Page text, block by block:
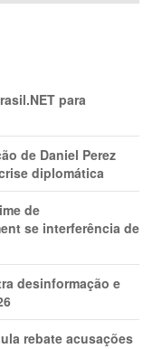
para
de Daniel Perez
diplomática
de
se interferência de
desinformação e
rebate acusações